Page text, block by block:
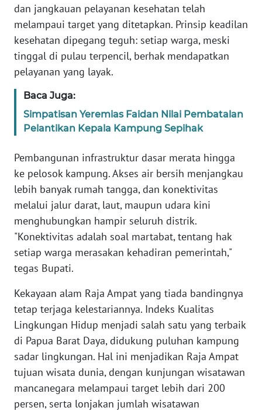
dan jangkauan pelayanan kesehatan telah
melampaui target yang ditetapkan. Prinsip keadilan
kesehatan dipegang teguh: setiap warga, meski
tinggal di pulau terpencil, berhak mendapatkan
pelayanan yang layak.
Baca Juga:
Simpatisan Yeremias Faidan Nilai Pembatalan
Pelantikan Kepala Kampung Sepihak
Pembangunan infrastruktur dasar merata hingga
ke pelosok kampung. Akses air bersih menjangkau
lebih banyak rumah tangga, dan konektivitas
melalui jalur darat, laut, maupun udara kini
menghubungkan hampir seluruh distrik.
"Konektivitas adalah soal martabat, tentang hak
setiap warga merasakan kehadiran pemerintah,"
tegas Bupati.
Kekayaan alam Raja Ampat yang tiada bandingnya
tetap terjaga kelestariannya. Indeks Kualitas
Lingkungan Hidup menjadi salah satu yang terbaik
di Papua Barat Daya, didukung puluhan kampung
sadar lingkungan. Hal ini menjadikan Raja Ampat
tujuan wisata dunia, dengan kunjungan wisatawan
mancanegara melampaui target lebih dari 200
persen, serta lonjakan jumlah wisatawan
JAMBI
WN
WN
NTB
WN
SULTENG
WN
SULBAR
WN
BABEL
WN
SUMBAR
SUMSEL
WN
BENGKULU